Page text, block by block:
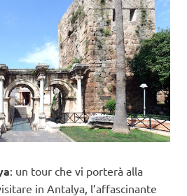
: un tour che vi porterà alla
in Antalya, l’affascinante